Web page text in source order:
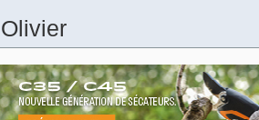
Olivier